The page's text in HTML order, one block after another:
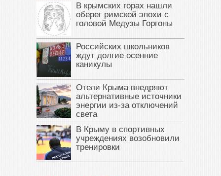
В крымских горах нашли
оберег римской эпохи с
головой Медузы Горгоны
Российских школьников
ждут долгие осенние
каникулы
Отели Крыма внедряют
альтернативные источники
энергии из-за отключений
света
В Крыму в спортивных
учреждениях возобновили
тренировки